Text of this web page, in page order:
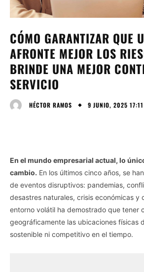
CÓMO GARANTIZAR QUE
AFRONTE MEJOR LOS
BRINDE UNA MEJOR
SERVICIO
HÉCTOR RAMOS 9 JUNIO, 2025 17:11
En el mundo empresarial actual, lo
cambio. En los últimos cinco años, se
de eventos disruptivos: pandemias,
desastres naturales, crisis económicas y
entorno volátil ha demostrado que tener
geográficamente las ubicaciones físicas
sostenible ni competitivo en el tiempo.